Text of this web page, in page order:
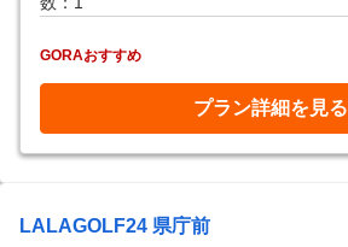
GORAおすすめ
プラン詳細を見る
LALAGOLF24 県庁前